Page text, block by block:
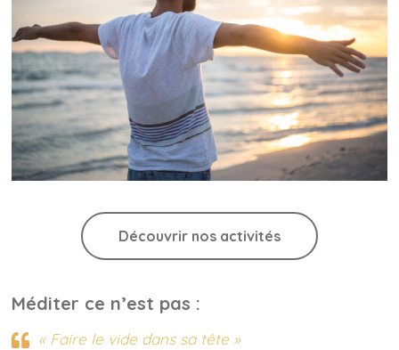
Découvrir nos activités
Méditer ce n’est pas :
« Faire le vide dans sa tête »